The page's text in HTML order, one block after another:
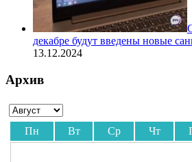
декабре будут введены новые
13.12.2024
Архив
Пн Вт Ср Чт